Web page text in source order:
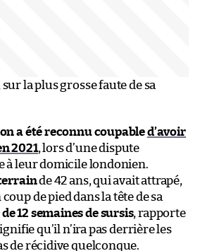
la plus grosse faute de sa
a été reconnu coupabled’avoir
2021, lors d’une dispute
à leur domicile londonien.
de 42 ans, qui avait attrapé,
de pied dans la tête de sa
12 semaines de sursis, rapporte
qu’il n’ira pas derrière les
de récidive quelconque.